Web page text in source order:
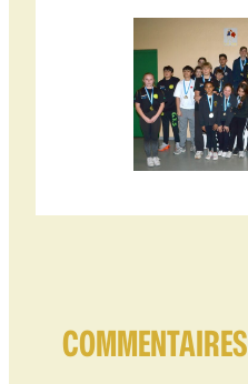
COMMENTAIRES